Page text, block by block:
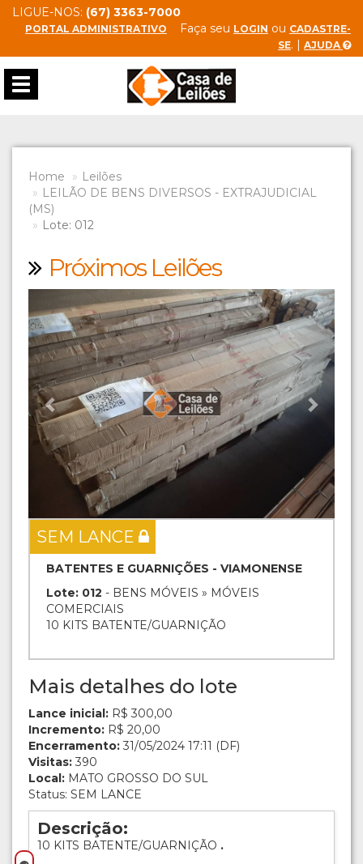
LIGUE-NOS: (67) 3363-7000
PORTAL ADMINISTRATIVO Faça seu LOGIN ou CADASTRE-
SE. | AJUDA
Toggle
navigation
Home
Leilões
LEILÃO DE BENS DIVERSOS - EXTRAJUDICIAL
(MS)
Lote: 012
Próximos Leilões
Previous Next
SEM LANCE
BATENTES E GUARNIÇÕES - VIAMONENSE
Lote: 012 - BENS MÓVEIS » MÓVEIS
COMERCIAIS
10 KITS BATENTE/GUARNIÇÃO
Mais detalhes do lote
Lance inicial: R$ 300,00
Incremento: R$ 20,00
Encerramento: 31/05/2024 17:11 (DF)
Visitas: 390
Local: MATO GROSSO DO SUL
Status: SEM LANCE
Descrição:
10 KITS BATENTE/GUARNIÇÃO .